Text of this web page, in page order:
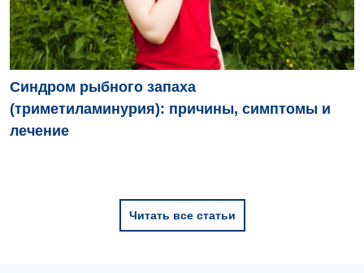
Синдром рыбного запаха
(триметиламинурия): причины, симптомы и
лечение
Читать все статьи